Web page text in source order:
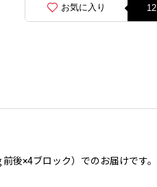
お気に入り 12
後×4ブロック）でのお届けです。